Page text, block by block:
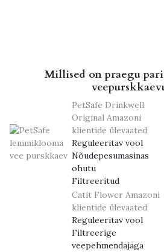
Millised on praegu
PetSafe Drinkwell
Original Amazoni
klientide ülevaated
Reguleeritav vool
Nõudepesumasinas
ohutu
Filtreeritud
Catit Flower Amazoni
klientide ülevaated
Reguleeritav vool
Filtreerige
veepehmendajaga